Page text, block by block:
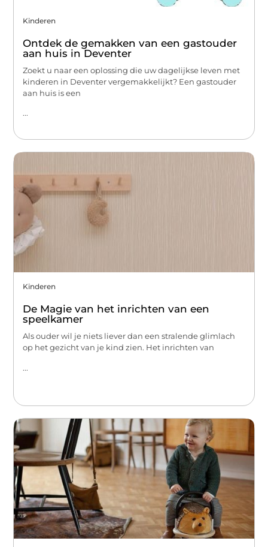
Kinderen
Ontdek de gemakken van een gastouder
aan huis in Deventer
Zoekt u naar een oplossing die uw dagelijkse leven met
kinderen in Deventer vergemakkelijkt? Een gastouder
aan huis is een
...
Kinderen
De Magie van het inrichten van een
speelkamer
Als ouder wil je niets liever dan een stralende glimlach
op het gezicht van je kind zien. Het inrichten van
...